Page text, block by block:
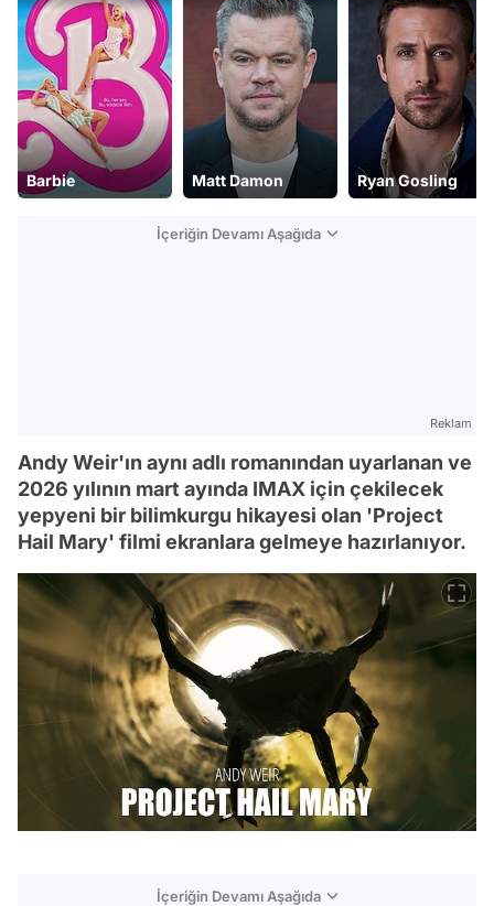
Barbie Matt Damon Ryan Gosling
İçeriğin Devamı Aşağıda
Reklam
Andy Weir'ın aynı adlı romanından uyarlanan ve
2026 yılının mart ayında IMAX için çekilecek
yepyeni bir bilimkurgu hikayesi olan 'Project
Hail Mary' filmi ekranlara gelmeye hazırlanıyor.
İçeriğin Devamı Aşağıda